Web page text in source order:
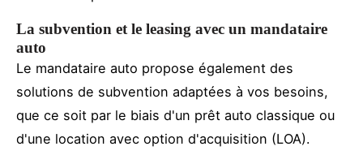
La subvention et le leasing avec un mandataire
auto
Le mandataire auto propose également des
solutions de subvention adaptées à vos besoins,
que ce soit par le biais d'un prêt auto classique ou
d'une location avec option d'acquisition (LOA).